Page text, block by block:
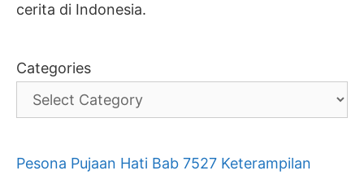
cerita di Indonesia.
Categories
Pesona Pujaan Hati Bab 7527 Keterampilan